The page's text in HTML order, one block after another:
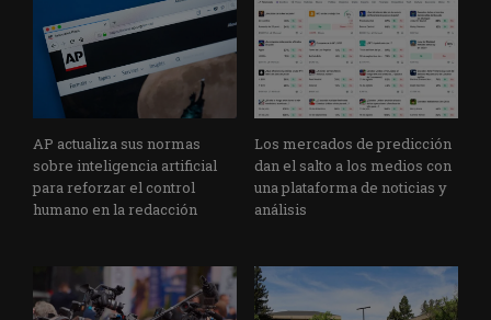
AP actualiza sus normas
sobre inteligencia artificial
para reforzar el control
humano en la redacción
Los mercados de predicción
dan el salto a los medios con
una plataforma de noticias y
análisis